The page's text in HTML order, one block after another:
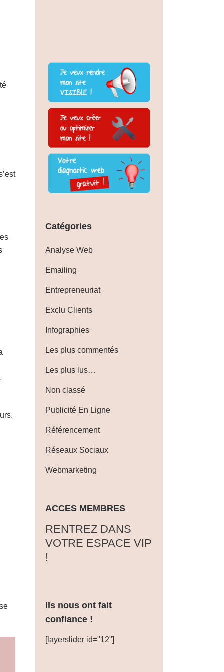
Catégories
Analyse Web
Emailing
Entrepreneuriat
Exclu Clients
Infographies
Les plus commentés
Les plus lus…
Non classé
Publicité En Ligne
Référencement
Réseaux Sociaux
Webmarketing
ACCES MEMBRES
‎RENTREZ DANS
VOTRE ESPACE VIP
!
Ils nous ont fait
confiance !
[layerslider id="12"]